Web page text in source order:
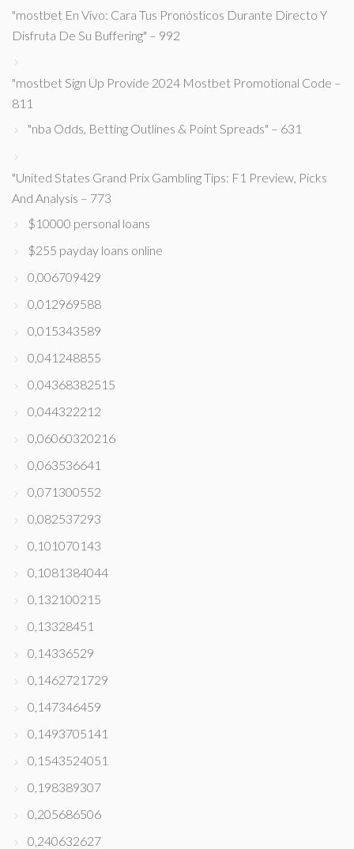
"mostbet En Vivo: Cara Tus Pronósticos Durante Directo Y
Disfruta De Su Buffering" – 992
"mostbet Sign Up Provide 2024 Mostbet Promotional Code –
811
"nba Odds, Betting Outlines & Point Spreads" – 631
"United States Grand Prix Gambling Tips: F1 Preview, Picks
And Analysis – 773
$10000 personal loans
$255 payday loans online
0,006709429
0,012969588
0,015343589
0,041248855
0,04368382515
0,044322212
0,06060320216
0,063536641
0,071300552
0,082537293
0,101070143
0,1081384044
0,132100215
0,13328451
0,14336529
0,1462721729
0,147346459
0,1493705141
0,1543524051
0,198389307
0,205686506
0,240632627